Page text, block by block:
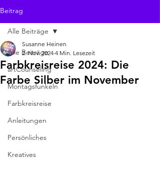
Beitrag
Alle Beiträge
artCounseling
Montagsfunkeln
Farbkreisreise
Anleitungen
Persönliches
Kreatives
Alle Beiträge
Farbkreisreise 2024: Die
Farbe Silber im November
Susanne Heinen
2. Nov. 2024 4 Min. Lesezeit